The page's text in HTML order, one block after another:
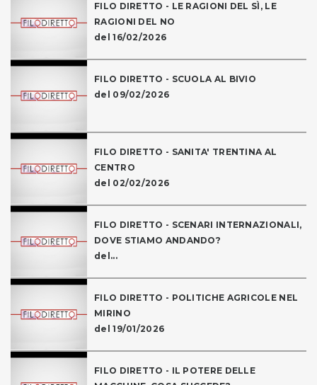
FILO DIRETTO - LE RAGIONI DEL SÌ, LE
RAGIONI DEL NO
del 16/02/2026
FILO DIRETTO - SCUOLA AL BIVIO
del 09/02/2026
FILO DIRETTO - SANITA' TRENTINA AL
CENTRO
del 02/02/2026
FILO DIRETTO - SCENARI INTERNAZIONALI,
DOVE STIAMO ANDANDO?
del...
FILO DIRETTO - POLITICHE AGRICOLE NEL
MIRINO
del 19/01/2026
FILO DIRETTO - IL POTERE DELLE